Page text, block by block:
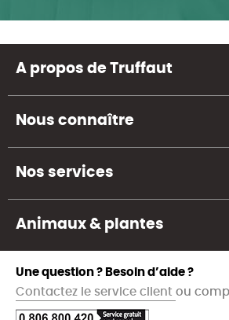
A propos de Truffaut
Nous connaître
Nos services
Animaux & plantes
Une question ? Besoin d’aide ?
Contactez le service client ou